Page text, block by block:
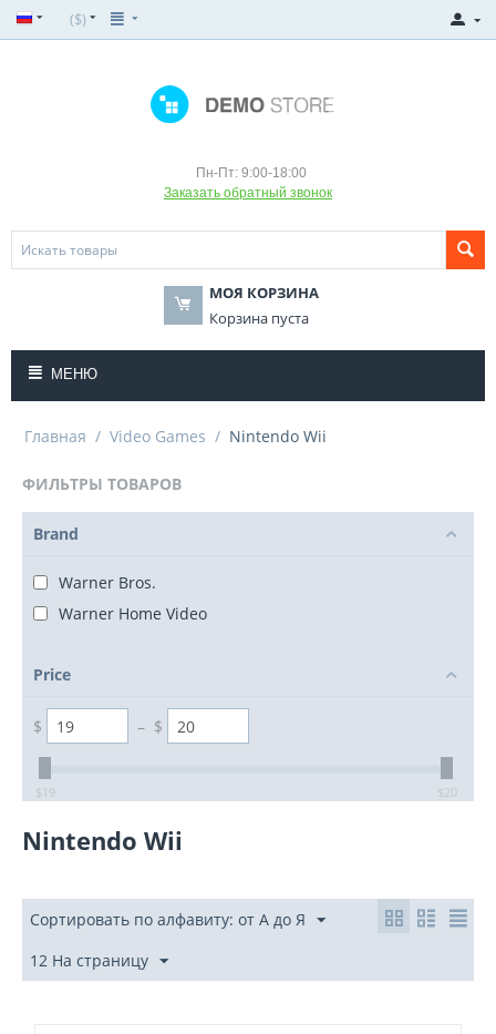
($)
Пн-Пт: 9:00-18:00
Заказать обратный звонок
МОЯ КОРЗИНА
Корзина пуста
МЕНЮ
Главная / Video Games / Nintendo Wii
ФИЛЬТРЫ ТОВАРОВ
Brand
Warner Bros.
Warner Home Video
Price
$ – $
‎$ 19 ‎$20
Nintendo Wii
Сортировать по алфавиту: от А до Я
12 На страницу